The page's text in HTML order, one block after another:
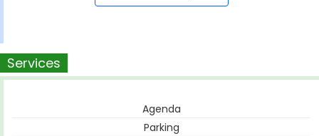
Services
Agenda
Parking